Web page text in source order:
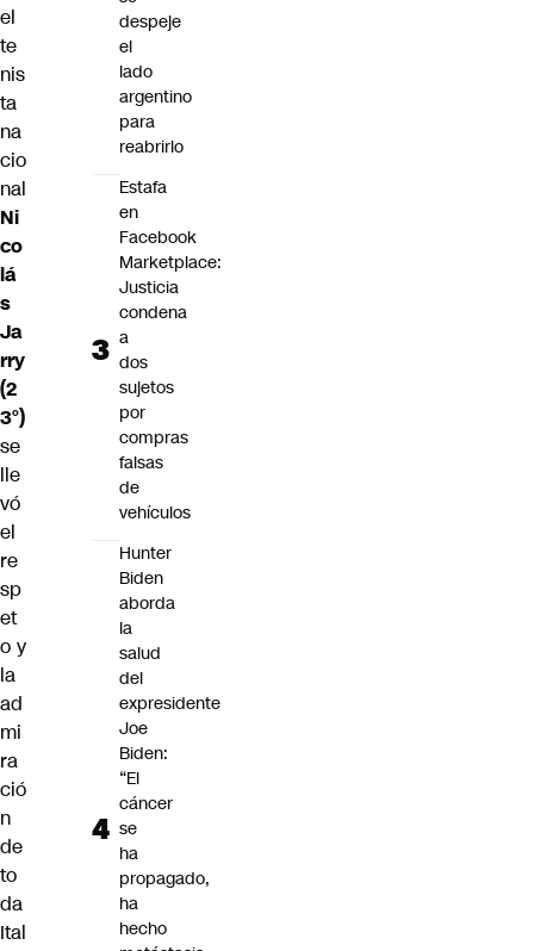
el
te
nis
ta
na
cio
nal
Ni
co
lá
s
Ja
rry
(2
3°)
se
lle
vó
el
re
sp
et
o y
la
ad
mi
ra
ció
n
de
to
da
Ital
despeje
el
lado
argentino
para
reabrirlo
Estafa
en
Facebook
Marketplace:
Justicia
condena
a
dos
sujetos
por
compras
falsas
de
vehículos
Hunter
Biden
aborda
la
salud
del
expresidente
Joe
Biden:
“El
cáncer
se
ha
propagado,
ha
hecho